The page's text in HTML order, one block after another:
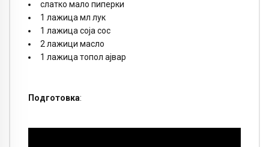
слатко мало пиперки
1 лажица мл лук
1 лажица соја сос
2 лажици масло
1 лажица топол ајвар
Подготовка: